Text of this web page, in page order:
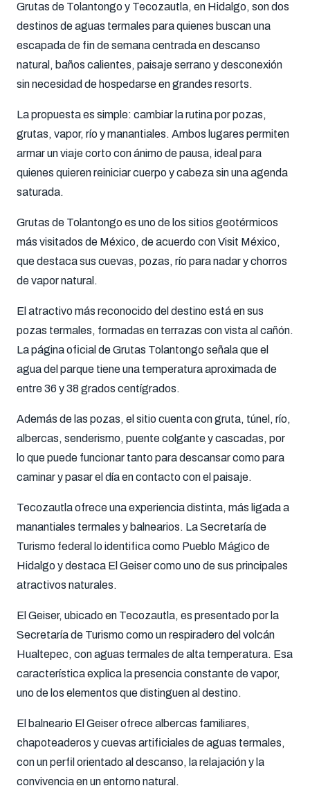
Grutas de Tolantongo y Tecozautla, en Hidalgo, son dos
destinos de aguas termales para quienes buscan una
escapada de fin de semana centrada en descanso
natural, baños calientes, paisaje serrano y desconexión
sin necesidad de hospedarse en grandes resorts.
La propuesta es simple: cambiar la rutina por pozas,
grutas, vapor, río y manantiales. Ambos lugares permiten
armar un viaje corto con ánimo de pausa, ideal para
quienes quieren reiniciar cuerpo y cabeza sin una agenda
saturada.
Grutas de Tolantongo es uno de los sitios geotérmicos
más visitados de México, de acuerdo con Visit México,
que destaca sus cuevas, pozas, río para nadar y chorros
de vapor natural.
El atractivo más reconocido del destino está en sus
pozas termales, formadas en terrazas con vista al cañón.
La página oficial de Grutas Tolantongo señala que el
agua del parque tiene una temperatura aproximada de
entre 36 y 38 grados centígrados.
Además de las pozas, el sitio cuenta con gruta, túnel, río,
albercas, senderismo, puente colgante y cascadas, por
lo que puede funcionar tanto para descansar como para
caminar y pasar el día en contacto con el paisaje.
Tecozautla ofrece una experiencia distinta, más ligada a
manantiales termales y balnearios. La Secretaría de
Turismo federal lo identifica como Pueblo Mágico de
Hidalgo y destaca El Geiser como uno de sus principales
atractivos naturales.
El Geiser, ubicado en Tecozautla, es presentado por la
Secretaría de Turismo como un respiradero del volcán
Hualtepec, con aguas termales de alta temperatura. Esa
característica explica la presencia constante de vapor,
uno de los elementos que distinguen al destino.
El balneario El Geiser ofrece albercas familiares,
chapoteaderos y cuevas artificiales de aguas termales,
con un perfil orientado al descanso, la relajación y la
convivencia en un entorno natural.